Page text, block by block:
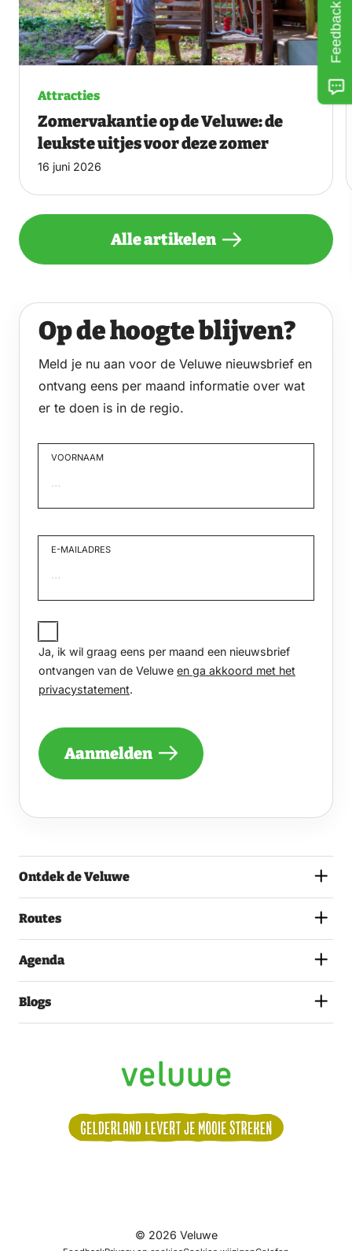
Attracties
Zomervakantie op de Veluwe: de
leukste uitjes voor deze zomer
16 juni 2026
Alle artikelen
Op de hoogte blijven?
Meld je nu aan voor de Veluwe nieuwsbrief en
ontvang eens per maand informatie over wat
er te doen is in de regio.
VOORNAAM
E-MAILADRES
JA,
IK
WIL
GRAAG
PER
EEN
ONTVANGEN
EN
HET
Ja, ik wil graag eens per maand een nieuwsbrief
ontvangen van de Veluwe en ga akkoord met het
privacystatement.
Aanmelden
Ontdek de Veluwe
Routes
Agenda
Blogs
ons:
© 2026 Veluwe
Feedback